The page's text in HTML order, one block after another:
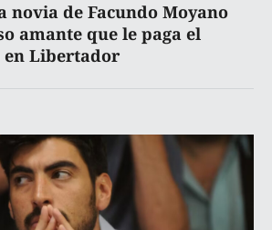
novia de Facundo Moyano
amante que le paga el
Libertador